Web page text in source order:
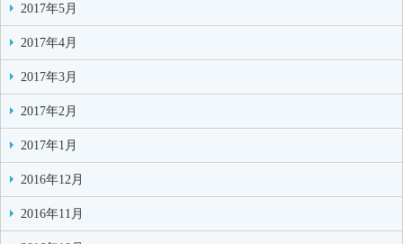
2017年5月
2017年4月
2017年3月
2017年2月
2017年1月
2016年12月
2016年11月